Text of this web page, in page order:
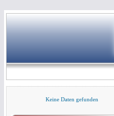
Keine Daten gefunden